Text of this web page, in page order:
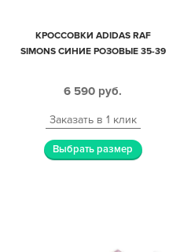
КРОССОВКИ ADIDAS RAF
SIMONS СИНИЕ РОЗОВЫЕ 35-39
6 590 руб.
Заказать в 1 клик
Выбрать размер